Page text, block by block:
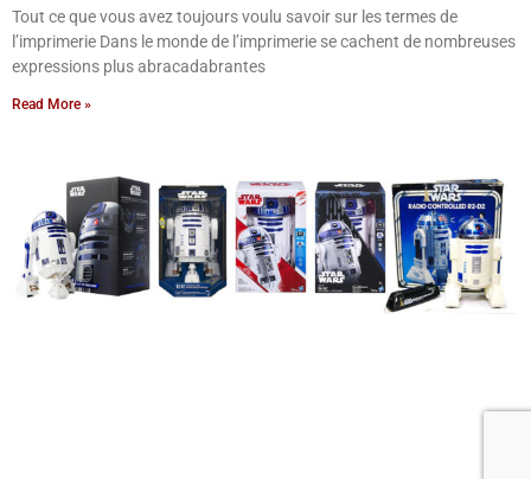
Tout ce que vous avez toujours voulu savoir sur les termes de
l’imprimerie Dans le monde de l’imprimerie se cachent de nombreuses
expressions plus abracadabrantes
Read More »